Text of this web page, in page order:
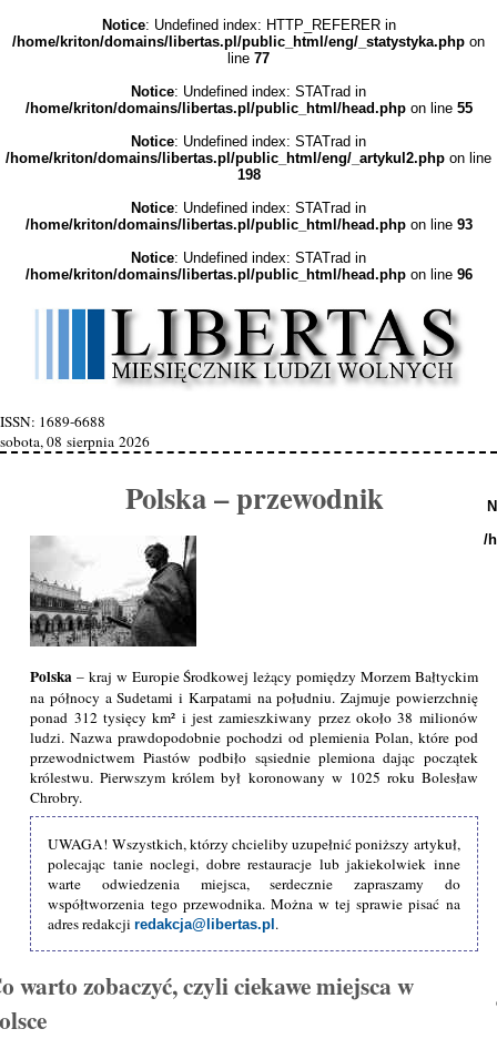
Notice: Undefined index: HTTP_REFERER in
/home/kriton/domains/libertas.pl/public_html/eng/_statystyka.php on
line 77
Notice: Undefined index: STATrad in
/home/kriton/domains/libertas.pl/public_html/head.phpon line 55
Notice: Undefined index: STATrad in
/home/kriton/domains/libertas.pl/public_html/eng/_artykul2.php on line
198
Notice: Undefined index: STATrad in
/home/kriton/domains/libertas.pl/public_html/head.phpon line 93
Notice: Undefined index: STATrad in
/home/kriton/domains/libertas.pl/public_html/head.phpon line 96
ISSN: 1689-6688
sobota, 08 sierpnia 2026
Polska – przewodnik
Polska – kraj w Europie Środkowej leżący pomiędzy Morzem Bałtyckim
na północy a Sudetami i Karpatami na południu. Zajmuje powierzchnię
ponad 312 tysięcy km² i jest zamieszkiwany przez około 38 milionów
ludzi. Nazwa prawdopodobnie pochodzi od plemienia Polan, które pod
przewodnictwem Piastów podbiło sąsiednie plemiona dając początek
królestwu. Pierwszym królem był koronowany w 1025 roku Bolesław
Chrobry.
UWAGA! Wszystkich, którzy chcieliby uzupełnić poniższy artykuł,
polecając tanie noclegi, dobre restauracje lub jakiekolwiek inne
warte odwiedzenia miejsca, serdecznie zapraszamy do
współtworzenia tego przewodnika. Można w tej sprawie pisać na
adres redakcjiredakcja@libertas.pl .
warto zobaczyć, czyli ciekawe miejsca w
/